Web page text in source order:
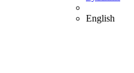
English